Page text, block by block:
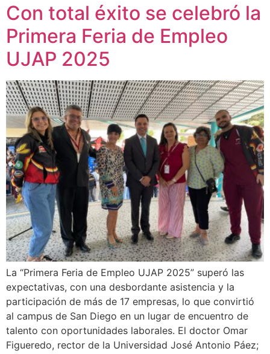
Con total éxito se celebró la
Primera Feria de Empleo
UJAP 2025
La “Primera Feria de Empleo UJAP 2025” superó las
expectativas, con una desbordante asistencia y la
participación de más de 17 empresas, lo que convirtió
al campus de San Diego en un lugar de encuentro de
talento con oportunidades laborales. El doctor Omar
Figueredo, rector de la Universidad José Antonio Páez;